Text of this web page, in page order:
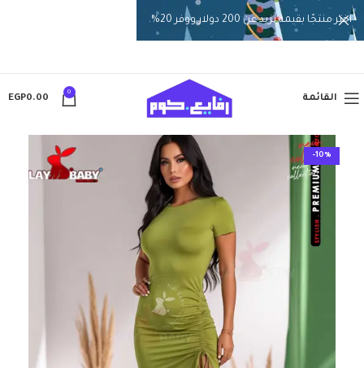
القائمة
0
EGP0.00
-10%
اختر منتجًا بقيمة تزيد عن 200 دولار ووفر 20%.